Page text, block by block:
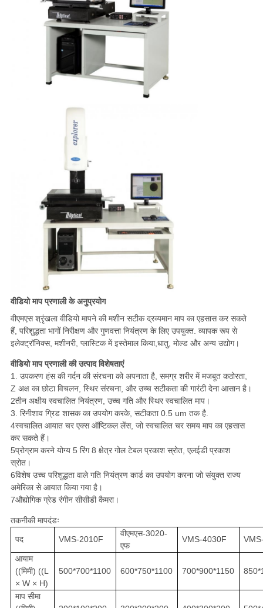
वीडियो माप प्रणाली के अनुप्रयोग
वीएमएस श्रृंखला वीडियो मापने की मशीन सटीक द्रव्यमान माप का एहसास कर सकते
हैं, परिशुद्धता भागों निरीक्षण और गुणवत्ता नियंत्रण के लिए उपयुक्त. व्यापक रूप से
इलेक्ट्रॉनिक्स, मशीनरी, प्लास्टिक में इस्तेमाल किया,धातु, मोल्ड और अन्य उद्योग।
वीडियो माप प्रणाली की उत्पाद विशेषताएं
1. उपकरण हंस की गर्दन की संरचना को अपनाता है, समग्र शरीर में मजबूत कठोरता,
Z अक्ष का छोटा विचलन, स्थिर संरचना, और उच्च सटीकता की गारंटी देना आसान है।
2तीन अक्षीय स्वचालित नियंत्रण, उच्च गति और स्थिर स्वचालित माप।
3. रिनीशाव ग्रिड शासक का उपयोग करके, सटीकता 0.5 um तक है.
4स्वचालित आयात चर एक्स ऑप्टिकल लेंस, जो स्वचालित चर समय माप का एहसास
कर सकते हैं।
5प्रोग्राम करने योग्य 5 रिंग 8 क्षेत्र गोल टेबल प्रकाश स्रोत, एलईडी प्रकाश
स्रोत।
6विशेष उच्च परिशुद्धता वाले गति नियंत्रण कार्ड का उपयोग करना जो संयुक्त राज्य
अमेरिका से आयात किया गया है।
7औद्योगिक ग्रेड रंगीन सीसीडी कैमरा।
तकनीकी मापदंडः
पद
VMS-2010F
वीएमएस-3020-
एफ
VMS-4030F
आयाम
((मिमी) ((L
× W × H)
500*700*1100 600*750*1100 700*900*1150
माप सीमा